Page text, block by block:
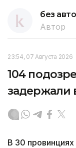
без
Автор
23:54, 07 Августа 2026
104
задержали
В 30